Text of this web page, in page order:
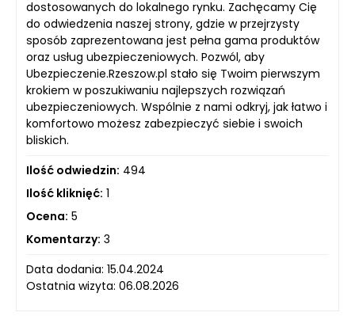
dostosowanych do lokalnego rynku. Zachęcamy Cię
do odwiedzenia naszej strony, gdzie w przejrzysty
sposób zaprezentowana jest pełna gama produktów
oraz usług ubezpieczeniowych. Pozwól, aby
Ubezpieczenie.Rzeszow.pl stało się Twoim pierwszym
krokiem w poszukiwaniu najlepszych rozwiązań
ubezpieczeniowych. Wspólnie z nami odkryj, jak łatwo i
komfortowo możesz zabezpieczyć siebie i swoich
bliskich.
Ilość odwiedzin: 494
Ilość kliknięć: 1
Ocena: 5
Komentarzy: 3
Data dodania: 15.04.2024
Ostatnia wizyta: 06.08.2026